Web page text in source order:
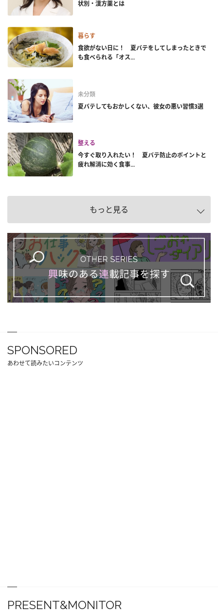
状別・漢方薬とは
暮らす
食欲がない日に！ 夏バテをしてしまったときで
も食べられる「オス...
未分類
夏バテしてもおかしくない、彼女の悪い習慣3選
整える
今すぐ取り入れたい！ 夏バテ防止のポイントと
疲れ解消に効く食事...
もっと見る
SPONSORED
あわせて読みたいコンテンツ
PRESENT&MONITOR